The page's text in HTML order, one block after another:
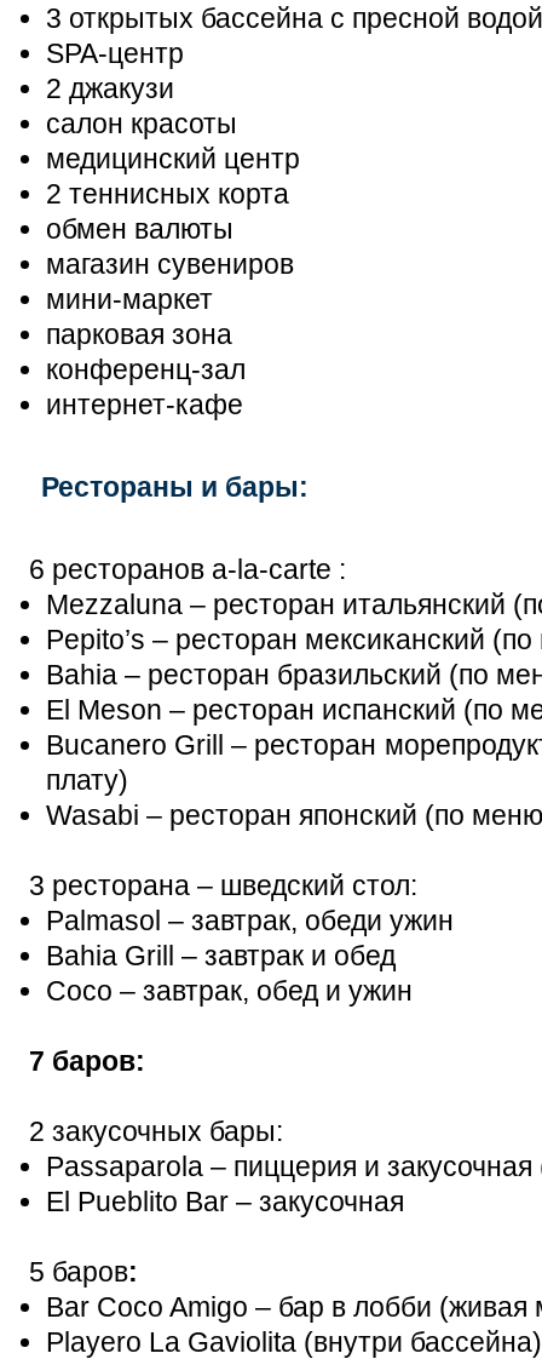
3 открытых бассейна с пресной водой
SPA-центр
2 джакузи
салон красоты
медицинский центр
2 теннисных корта
обмен валюты
магазин сувениров
мини-маркет
парковая зона
конференц-зал
интернет-кафе
Рестораны и бары:
6 ресторанов a-la-carte :
Mezzaluna – ресторан итальянский
Pepito’s – ресторан мексиканский
Bahia – ресторан бразильский (по
El Meson – ресторан испанский (по
Bucanero Grill – ресторан
плату)
Wasabi – ресторан японский (по
3 ресторана – шведский стол:
Palmasol – завтрак, обеди ужин
Bahia Grill – завтрак и обед
Coco – завтрак, обед и ужин
7 баров:
2 закусочных бары:
Passaparola – пиццерия и
El Pueblito Bar – закусочная
5 баров:
Bar Coco Amigo – бар в лобби (живая
Playero La Gaviolita (внутри бассейна)